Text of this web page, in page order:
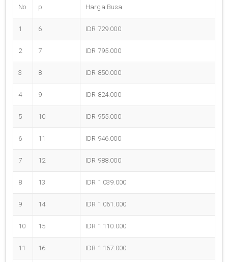
No p Harga Busa
1 6 IDR 729.000
2 7 IDR 795.000
3 8 IDR 850.000
4 9 IDR 824.000
5 10 IDR 955.000
6 11 IDR 946.000
7 12 IDR 988.000
8 13 IDR 1.039.000
9 14 IDR 1.061.000
10 15 IDR 1.110.000
11 16 IDR 1.167.000